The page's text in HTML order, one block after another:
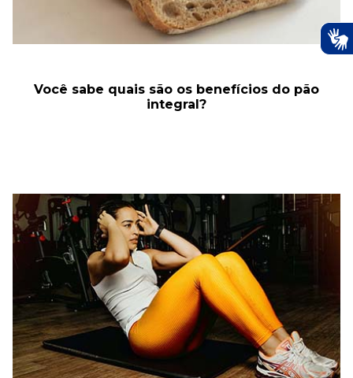
Você sabe quais são os benefícios do pão
integral?